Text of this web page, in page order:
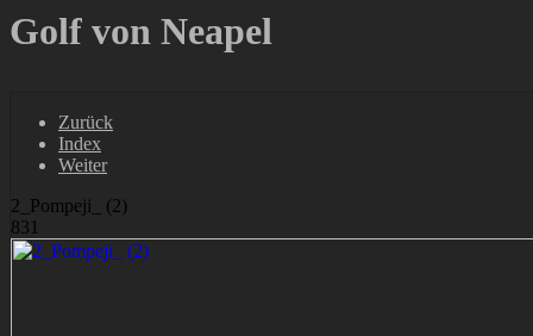
Golf von Neapel
Zurück
Index
Weiter
2_Pompeji_ (2)
831